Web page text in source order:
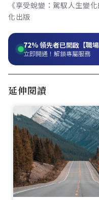
《享受蛻變：駕馭人生變
化出版
72%領先者已開啟【職場
立即開通！解鎖專屬服務
延伸閱讀